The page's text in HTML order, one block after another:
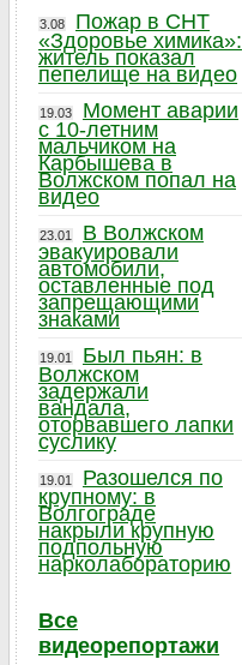
3.08
Пожар в СНТ
«Здоровье химика»:
житель показал
пепелище на видео
19.03
Момент аварии
с 10-летним
мальчиком на
Карбышева в
Волжском попал на
видео
23.01
В Волжском
эвакуировали
автомобили,
оставленные под
запрещающими
знаками
19.01
Был пьян: в
Волжском
задержали
вандала,
оторвавшего лапки
суслику
19.01
Разошелся по
крупному: в
Волгограде
накрыли крупную
подпольную
нарколабораторию
Все
видеорепортажи